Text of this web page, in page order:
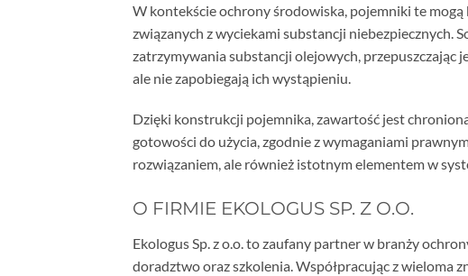
W kontekście ochrony środowiska, pojemniki te
związanych z wyciekami substancji niebezpiecznych.
zatrzymywania substancji olejowych, przepuszczając
ale nie zapobiegają ich wystąpieniu.
Dzięki konstrukcji pojemnika, zawartość jest
gotowości do użycia, zgodnie z wymaganiami
rozwiązaniem, ale również istotnym elementem w
O FIRMIE EKOLOGUS SP. Z O.O.
Ekologus Sp. z o.o. to zaufany partner w branży
doradztwo oraz szkolenia. Współpracując z wieloma